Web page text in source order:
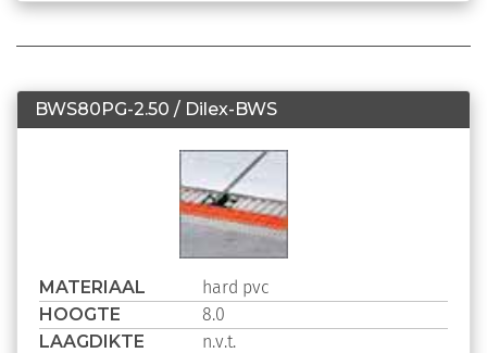
BWS80PG-2.50 / Dilex-BWS
MATERIAAL hard pvc
HOOGTE 8.0
LAAGDIKTE n.v.t.